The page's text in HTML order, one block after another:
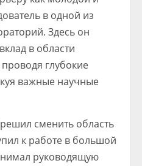
в одной из
Здесь он
в области
глубокие
важные научные
сменить область
к работе в большой
руководящую